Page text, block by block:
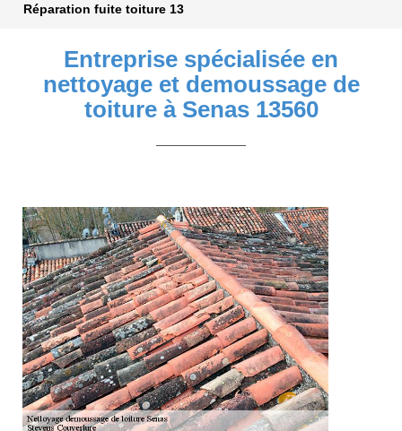
Réparation fuite toiture 13
Entreprise spécialisée en
nettoyage et demoussage de
toiture à Senas 13560